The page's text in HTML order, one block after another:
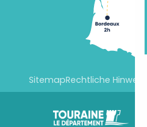
SitemapRechtliche Hinweise